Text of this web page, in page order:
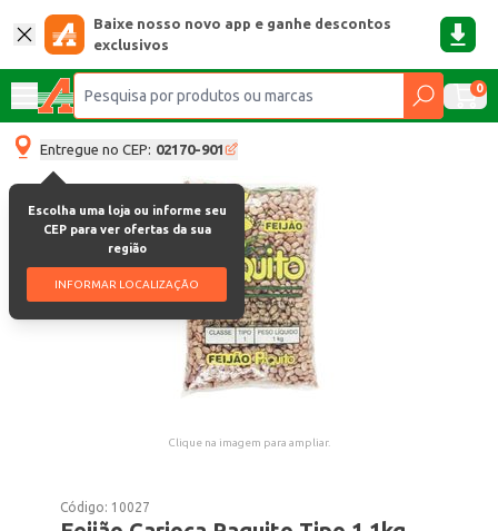
Baixe nosso novo app e ganhe descontos
exclusivos
0
Entregue no CEP: 02170-901
Escolha uma loja ou informe seu
CEP para ver ofertas da sua
região
INFORMAR LOCALIZAÇÃO
Clique na imagem para ampliar.
Código: 10027